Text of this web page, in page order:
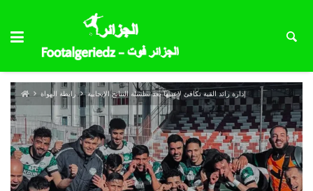
رابطة الهواة إدارة رائد القبة تكافئ لاعبيها بعد سلسلة النتائج الإيجابية